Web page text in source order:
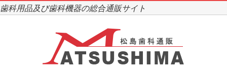
歯科用品及び歯科機器の総合通販サイト